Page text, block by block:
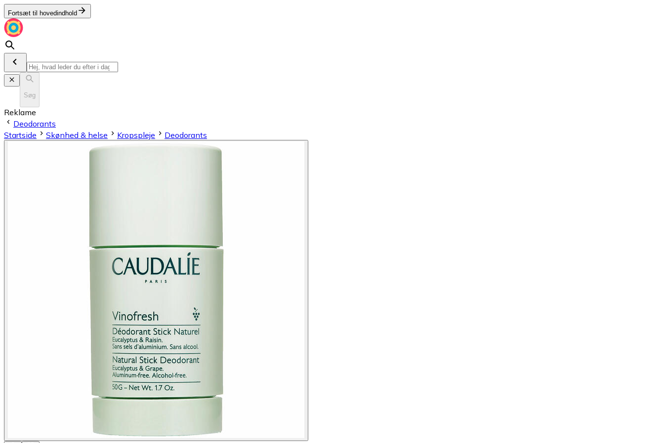
Fortsæt til hovedindhold
Søg
Reklame
Deodorants
Startside
Skønhed & helse Kropspleje Deodorants